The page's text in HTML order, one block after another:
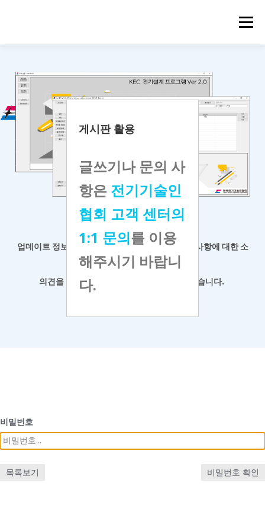
메뉴
게시판 활용
글쓰기나 문의 사
항은 전기기술인
협회 고객 센터의
1:1 문의를 이용
해주시기 바랍니
다.
KEC 전기설계 프로그램
업데이트 정보 등 공지사항 확인과프로그램 개선 사항에 대한 소
통 게시판입니다.
의견을 남겨주시면 최대한 반영하도록 하겠습니다.
비밀번호
목록보기 비밀번호 확인